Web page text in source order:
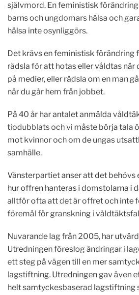
självmord. En feministisk
barns och ungdomars hälsa och
hälsa inte osynliggörs.
Det krävs en feministisk förändring
rädsla för att hotas eller våldtas när
på medier, eller rädsla om en man
när du går hem från jobbet.
På 40 år har antalet anmälda
tiodubblats och vi måste börja tala
mot kvinnor och om de ungas
samhälle.
Vänsterpartiet anser att det behövs
hur offren hanteras i domstolarna i
alltför ofta att det är offret och inte
föremål för granskning i
Nuvarande lag från 2005, har
Utredningen föreslog ändringar i
ett steg på vägen till en mer
lagstiftning. Utredningen gav även
helt samtyckesbaserad lagstiftning